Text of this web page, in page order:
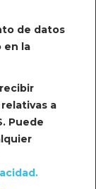
de datos
en la
a
Puede